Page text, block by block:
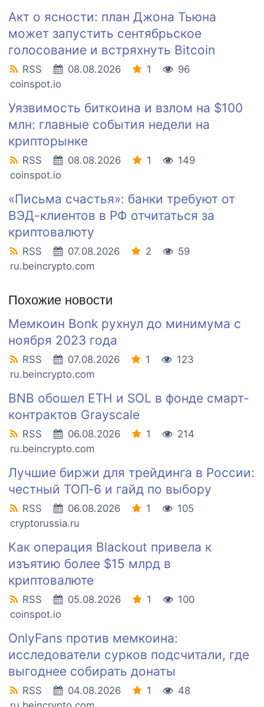
Акт о ясности: план Джона Тьюна
может запустить сентябрьское
голосование и встряхнуть Bitcoin
RSS 08.08.2026 1
96
coinspot.io
Уязвимость биткоина и взлом на $100
млн: главные события недели на
крипторынке
RSS 08.08.2026 1
149
coinspot.io
«Письма счастья»: банки требуют от
ВЭД-клиентов в РФ отчитаться за
криптовалюту
RSS 07.08.2026 2
59
ru.beincrypto.com
Похожие новости
Мемкоин Bonk рухнул до минимума с
ноября 2023 года
RSS 07.08.2026 1
123
ru.beincrypto.com
BNB обошел ETH и SOL в фонде смарт-
контрактов Grayscale
RSS 06.08.2026 1
214
ru.beincrypto.com
Лучшие биржи для трейдинга в России:
честный ТОП‑6 и гайд по выбору
RSS 06.08.2026 1
105
cryptorussia.ru
Как операция Blackout привела к
изъятию более $15 млрд в
криптовалюте
RSS 05.08.2026 1
100
coinspot.io
OnlyFans против мемкоина:
исследователи сурков подсчитали, где
выгоднее собирать донаты
RSS 04.08.2026 1
48